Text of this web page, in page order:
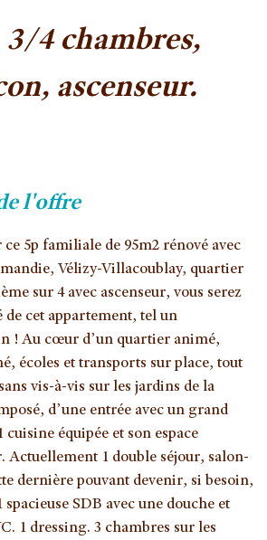
ascenseur.
l'offre
5p familiale de 95m2 rénové avec
Vélizy-Villacoublay, quartier
sur 4 avec ascenseur, vous serez
de cet appartement, tel un
! Au cœur d’un quartier animé,
écoles et transports sur place, tout
vis-à-vis sur les jardins de la
d’une entrée avec un grand
équipée et son espace
Actuellement 1 double séjour, salon-
dernière pouvant devenir, si besoin,
SDB avec une douche et
1 dressing. 3 chambres sur les